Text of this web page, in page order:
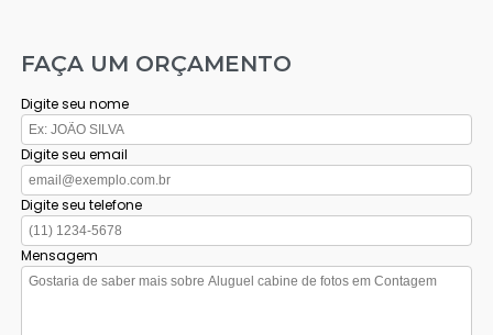
FAÇA UM ORÇAMENTO
Digite seu nome
Digite seu email
Digite seu telefone
Mensagem